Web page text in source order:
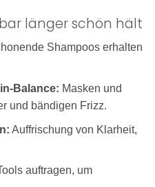
länger schön hält
Shampoos erhalten
Balance: Masken und
und bändigen Frizz.
Auffrischung von Klarheit,
auftragen, um